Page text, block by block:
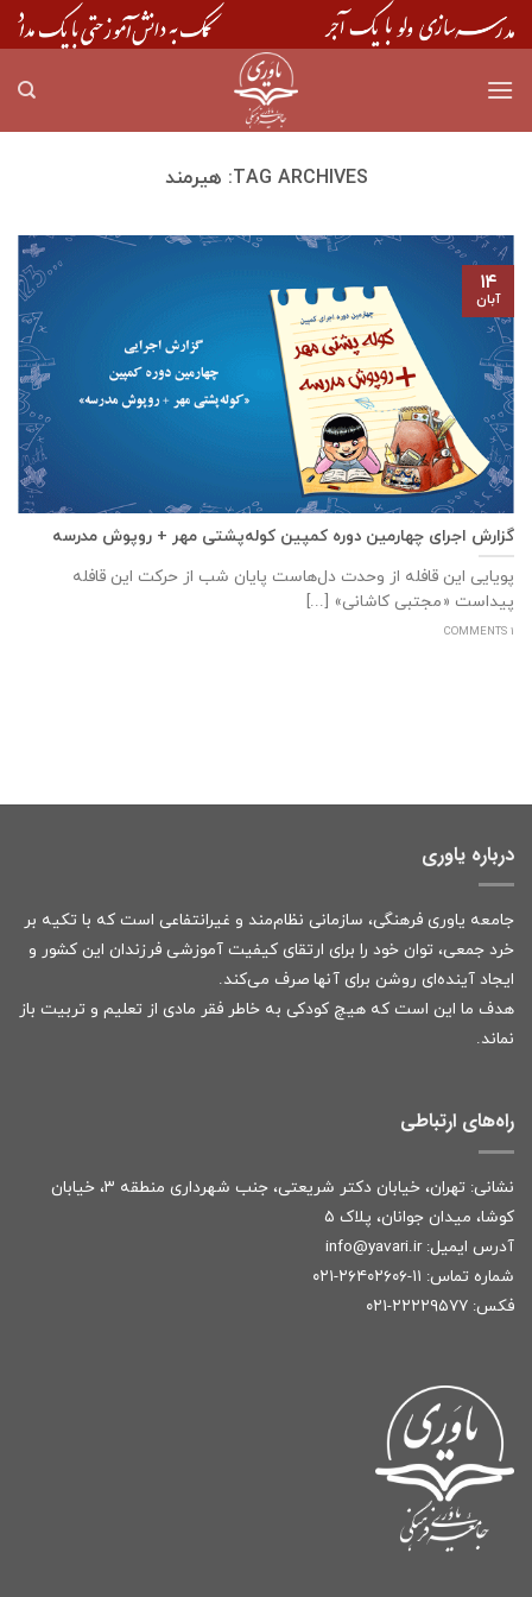
Skip
to
TAG ARCHIVES: هیرمند
گزارش اجرای چهارمین دوره کمپین کوله‌پشتی مهر + روپوش مدرسه
پویایی این قافله از وحدت دل‌هاست پایان شب از حرکت این قافله
پیداست «مجتبی کاشانی» [...]
1 COMMENTS
۱۴
آبان
درباره یاوری
جامعه یاوری فرهنگی، سازمانی نظام‌مند و غیرانتفاعی است که با تکیه بر
خرد جمعی، توان خود را برای ارتقای کیفیت آموزشی فرزندان این کشور و
ایجاد آینده‌ای روشن برای آنها صرف می‌کند.
هدف ما این است که هیچ کودکی به خاطر فقر مادی از تعلیم و تربیت باز
نماند.
راه‌های ارتباطی
نشانی: تهران، خیابان دکتر شریعتی، جنب شهرداری منطقه ۳، خیابان
کوشا، میدان جوانان، پلاک ۵
آدرس ایمیل: info@yavari.ir
شماره تماس: ۱۱-۲۶۴۰۲۶۰۶-۰۲۱
فکس: ۲۲۲۲۹۵۷۷-۰۲۱